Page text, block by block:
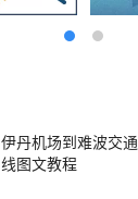
伊丹机场到难波交
线图文教程